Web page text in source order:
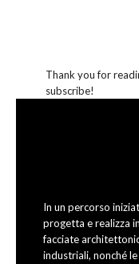
Thank you for
subscribe!
In un percorso
progetta e realizza
facciate
industriali, nonché